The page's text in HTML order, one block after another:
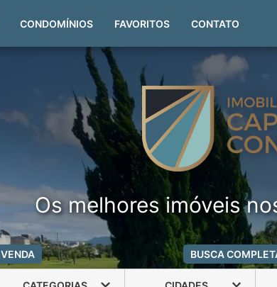
CONDOMÍNIOS FAVORITOS CONTATO
Os melhores imóveis
VENDA BUSCA